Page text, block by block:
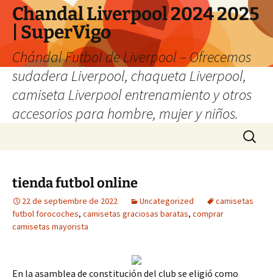
Chandal Liverpool 2024 2025
| SuperVigo
Chándal Futbol de Liverpool – Ofrecemos
sudadera Liverpool, chaqueta Liverpool,
camiseta Liverpool entrenamiento y otros
accesorios para hombre, mujer y niños.
Buscar:
tienda futbol online
22 de septiembre de 2022 Uncategorized
camisetas
futbol forocoches, camisetas graciosas baratas, comprar
camisetas mayorista
En la asamblea de constitución del club se eligió como